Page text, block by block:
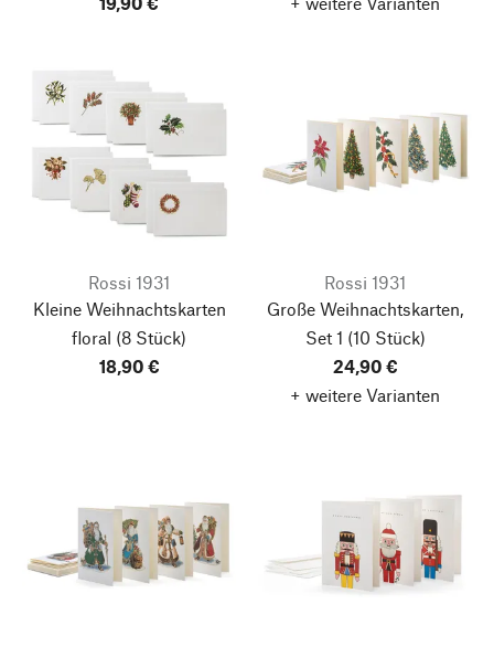
Rossi 1931
Kleine Weihnachtskarten
floral (8 Stück)
18,90 €
Rossi 1931
Große Weihnachtskarten,
Set 1 (10 Stück)
24,90 €
+ weitere Varianten